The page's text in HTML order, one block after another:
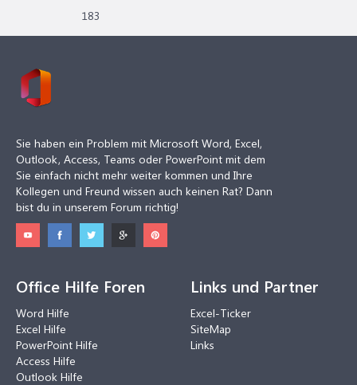
183
Sie haben ein Problem mit Microsoft Word, Excel,
Outlook, Access, Teams oder PowerPoint mit dem
Sie einfach nicht mehr weiter kommen und Ihre
Kollegen und Freund wissen auch keinen Rat? Dann
bist du in unserem Forum richtig!
Office Hilfe Foren
Word Hilfe
Excel Hilfe
PowerPoint Hilfe
Access Hilfe
Outlook Hilfe
Links und Partner
Excel-Ticker
SiteMap
Links